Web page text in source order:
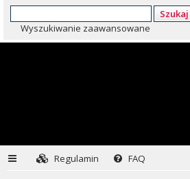
Szukaj
Wyszukiwanie zaawansowane
Regulamin
FAQ